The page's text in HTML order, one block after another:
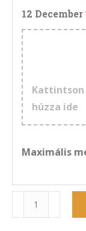
12 December
Kattintson
húzza ide
Maximális
Naptár
13F-